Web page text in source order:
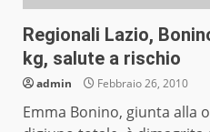
Regionali Lazio,
kg, salute a rischio
admin Febbraio 26, 2010
Emma Bonino, giunta alla